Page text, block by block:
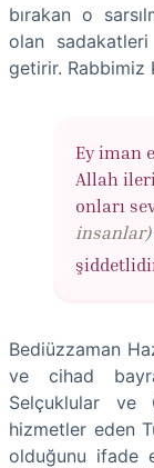
bırakan o
olan
getirir. Rabbimiz
Ey iman
Allah
onları
insanlar)
Bediüzzaman
ve cihad
Selçuklular ve
hizmetler eden
olduğunu ifade